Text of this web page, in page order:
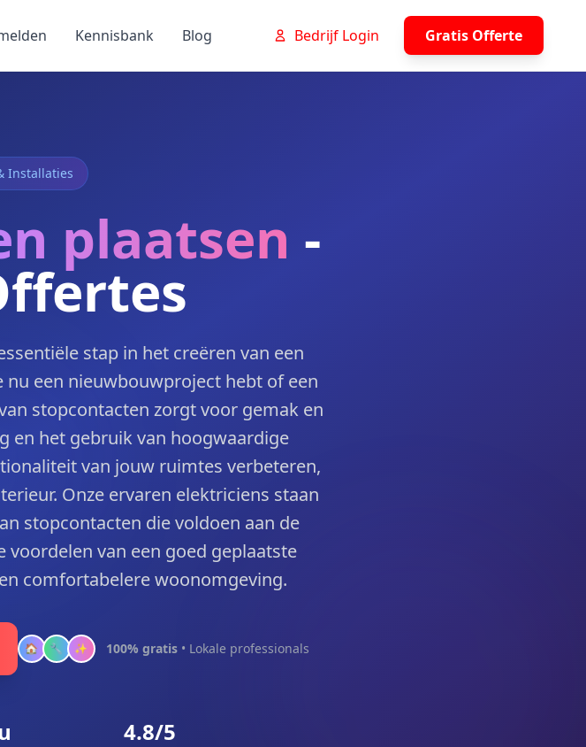
Kennisbank Blog Bedrijf Login Gratis Offerte
Installaties
plaatsen -
stap in het creëren van een
een nieuwbouwproject hebt of een
stopcontacten zorgt voor gemak en
en het gebruik van hoogwaardige
van jouw ruimtes verbeteren,
Onze ervaren elektriciens staan
stopcontacten die voldoen aan de
van een goed geplaatste
comfortabelere woonomgeving.
🏠 🔧 ✨ 100% gratis• Lokale professionals
4.8/5